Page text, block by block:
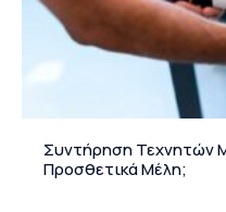
Συντήρηση Τεχνητών
Προσθετικά Μέλη;